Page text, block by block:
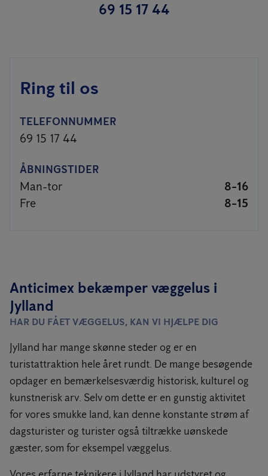
69 15 17 44
Ring til os
TELEFONNUMMER
69 15 17 44
ÅBNINGSTIDER
Man-tor
8-16
Fre
8-15
Anticimex bekæmper væggelus i
Jylland
HAR DU FÅET VÆGGELUS, KAN VI HJÆLPE DIG
Jylland har mange skønne steder og er en
turistattraktion hele året rundt. De mange besøgende
opdager en bemærkelsesværdig historisk, kulturel og
kunstnerisk arv. Selv om dette er en gunstig aktivitet
for vores smukke land, kan denne konstante strøm af
dagsturister og turister også tiltrække uønskede
gæster, som for eksempel væggelus.